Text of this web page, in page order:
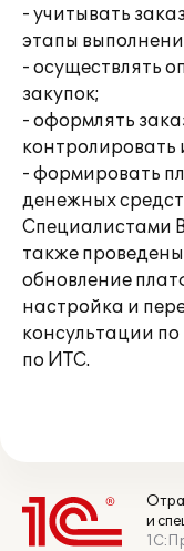
- учитывать
этапы
- осуществлять
закупок;
- оформлять
контролировать
- формировать
денежных
Специалистами
также
обновление
настройка и
консультации
по ИТС.
и